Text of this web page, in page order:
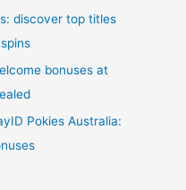
discover top titles
bonuses at
Pokies Australia: